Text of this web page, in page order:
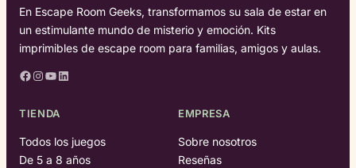
En Escape Room Geeks, transformamos su sala de estar en
un estimulante mundo de misterio y emoción. Kits
imprimibles de escape room para familias, amigos y aulas.
Facebook Instagram YouTube LinkedIn
TIENDA
Todos los juegos
De 5 a 8 años
EMPRESA
Sobre nosotros
Reseñas